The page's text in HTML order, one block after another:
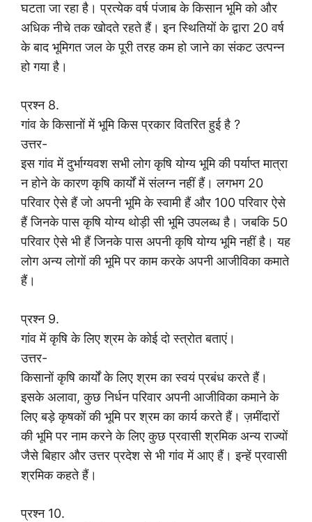
घटता जा रहा है। प्रत्येक वर्ष पंजाब के किसान भूमि को और
अधिक नीचे तक खोदते रहते हैं। इन स्थितियों के द्वारा 20 वर्ष
के बाद भूमिगत जल के पूरी तरह कम हो जाने का संकट उत्पन्न
हो गया है।
प्रश्न 8.
गांव के किसानों में भूमि किस प्रकार वितरित हुई है ?
उत्तर-
इस गांव में दुर्भाग्यवश सभी लोग कृषि योग्य भूमि की पर्याप्त मात्रा
न होने के कारण कृषि कार्यों में संलग्न नहीं हैं। लगभग 20
परिवार ऐसे हैं जो अपनी भूमि के स्वामी हैं और 100 परिवार ऐसे
हैं जिनके पास कृषि योग्य थोड़ी सी भूमि उपलब्ध है। जबकि 50
परिवार ऐसे भी हैं जिनके पास अपनी कृषि योग्य भूमि नहीं है। यह
लोग अन्य लोगों की भूमि पर काम करके अपनी आजीविका कमाते
हैं।
प्रश्न 9.
गांव में कृषि के लिए श्रम के कोई दो स्त्रोत बताएं।
उत्तर-
किसानों कृषि कार्यों के लिए श्रम का स्वयं प्रबंध करते हैं।
इसके अलावा, कुछ निर्धन परिवार अपनी आजीविका कमाने के
लिए बड़े कृषकों की भूमि पर श्रम का कार्य करते हैं। ज़मींदारों
की भूमि पर नाम करने के लिए कुछ प्रवासी श्रमिक अन्य राज्यों
जैसे बिहार और उत्तर प्रदेश से भी गांव में आए हैं। इन्हें प्रवासी
श्रमिक कहते हैं।
प्रश्न 10.